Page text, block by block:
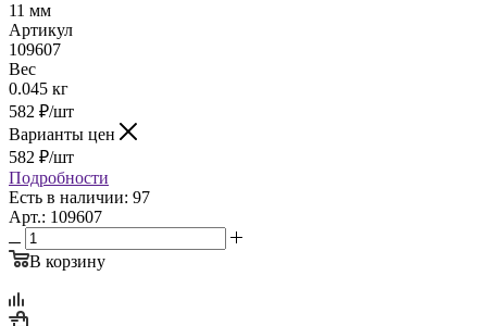
11 мм
Артикул
109607
Вес
0.045 кг
582 ₽/шт
Варианты цен
582 ₽/шт
Подробности
Есть в наличии: 97
Арт.: 109607
В корзину